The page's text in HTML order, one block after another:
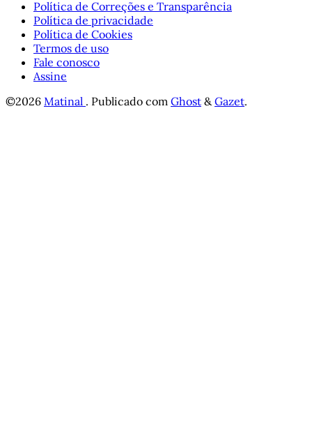
Política de Correções e Transparência
Política de privacidade
Política de Cookies
Termos de uso
Fale conosco
Assine
©2026 Matinal . Publicado com Ghost & Gazet.